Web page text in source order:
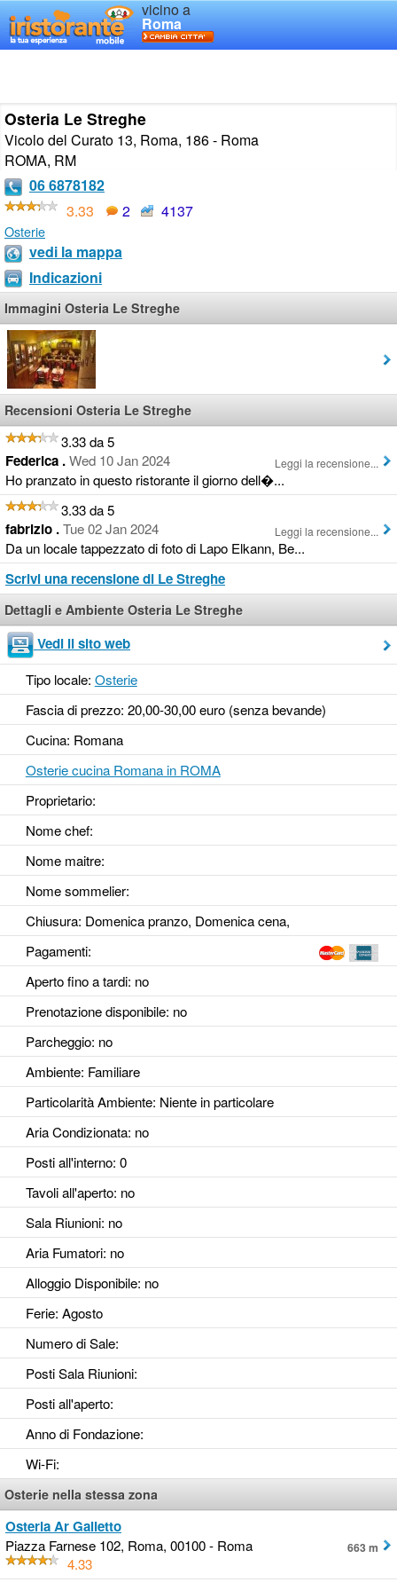
vicino a
Roma
Osteria Le Streghe
Vicolo del Curato 13, Roma, 186 - Roma
ROMA, RM
06 6878182
3.33
2 4137
Osterie
vedi la mappa
Indicazioni
Immagini Osteria Le Streghe
Recensioni Osteria Le Streghe
3.33 da 5
Federica .Wed 10 Jan 2024
Ho pranzato in questo ristorante il giorno dell�...
Leggi la recensione...
3.33 da 5
fabrizio .Tue 02 Jan 2024
Da un locale tappezzato di foto di Lapo Elkann, Be...
Leggi la recensione...
Scrivi una recensione di Le Streghe
Dettagli e Ambiente Osteria Le Streghe
Vedi il sito web
Tipo locale: Osterie
Fascia di prezzo: 20,00-30,00 euro (senza bevande)
Cucina: Romana
Osterie cucina Romana in ROMA
Proprietario:
Nome chef:
Nome maitre:
Nome sommelier:
Chiusura: Domenica pranzo, Domenica cena,
Pagamenti:
Aperto fino a tardi: no
Prenotazione disponibile: no
Parcheggio: no
Ambiente: Familiare
Particolarità Ambiente: Niente in particolare
Aria Condizionata: no
Posti all'interno: 0
Tavoli all'aperto: no
Sala Riunioni: no
Aria Fumatori: no
Alloggio Disponibile: no
Ferie: Agosto
Numero di Sale:
Posti Sala Riunioni:
Posti all'aperto:
Anno di Fondazione:
Wi-Fi:
Osterie nella stessa zona
Osteria Ar Galletto
Piazza Farnese 102, Roma, 00100 - Roma
4.33
663 m